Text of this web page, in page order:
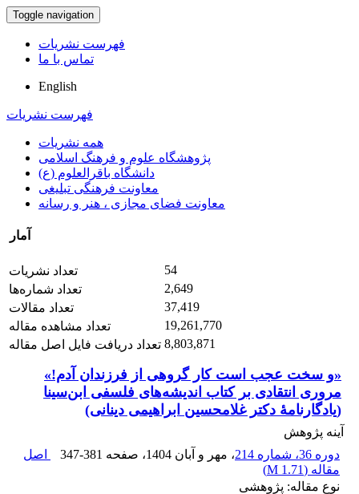
Toggle navigation
فهرست نشریات
تماس با ما
English
فهرست نشریات
همه نشریات
پژوهشگاه علوم و فرهنگ اسلامی
دانشگاه باقرالعلوم (ع)
معاونت فرهنگی تبلیغی
معاونت فضای مجازی ، هنر و رسانه
آمار
تعداد نشریات
54
تعداد شماره‌ها
2,649
تعداد مقالات
37,419
تعداد مشاهده مقاله
19,261,770
تعداد دریافت فایل اصل مقاله 8,803,871
«و سخت عجب است کار گروهی از فرزندان آدم!»
مروری انتقادی بر کتاب اندیشه‌های فلسفی ابن‌سینا
(یادگارنامۀ دکتر غلامحسین ابراهیمی دینانی)
آینه پژوهش
دوره 36، شماره 214
، مهر و آبان 1404 ، صفحه 347-381
اصل
مقاله (1.71 M
)
نوع مقاله: پژوهشی